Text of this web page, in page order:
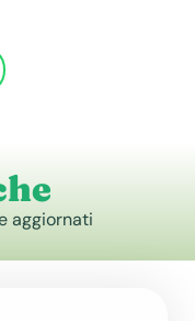
aggiornati